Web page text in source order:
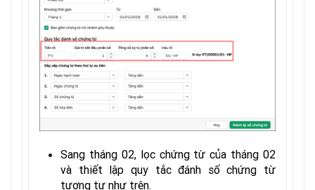
Sang tháng 02, lọc chứng từ của tháng 02
và thiết lập quy tắc đánh số chứng từ
tương tự như trên.